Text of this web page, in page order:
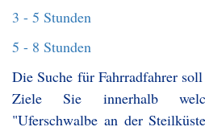
3 - 5 Stunden
5 - 8 Stunden
Die Suche für Fahrradfahrer
Ziele Sie innerhalb
"Uferschwalbe an der